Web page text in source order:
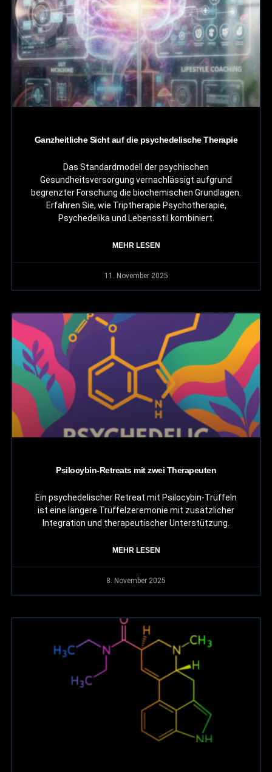
Ganzheitliche Sicht auf die psychedelische Therapie
Das Standardmodell der psychischen
Gesundheitsversorgung vernachlässigt aufgrund
begrenzter Forschung die biochemischen Grundlagen.
Erfahren Sie, wie Triptherapie Psychotherapie,
Psychedelika und Lebensstil kombiniert.
MEHR LESEN
11. November 2025
Psilocybin-Retreats mit zwei Therapeuten
Ein psychedelischer Retreat mit Psilocybin-Trüffeln
ist eine längere Trüffelzeremonie mit zusätzlicher
Integration und therapeutischer Unterstützung.
MEHR LESEN
8. November 2025